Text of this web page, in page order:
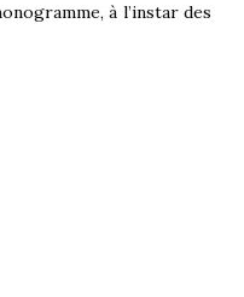
à l’instar des